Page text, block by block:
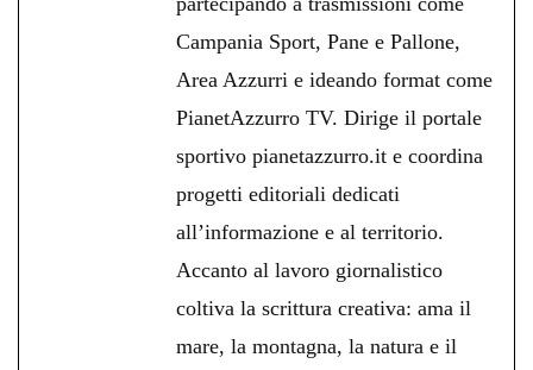
Campania Sport, Pane e Pallone,
Area Azzurri e ideando format come
PianetAzzurro TV. Dirige il portale
sportivo pianetazzurro.it e coordina
progetti editoriali dedicati
all’informazione e al territorio.
Accanto al lavoro giornalistico
coltiva la scrittura creativa: ama il
mare, la montagna, la natura e il